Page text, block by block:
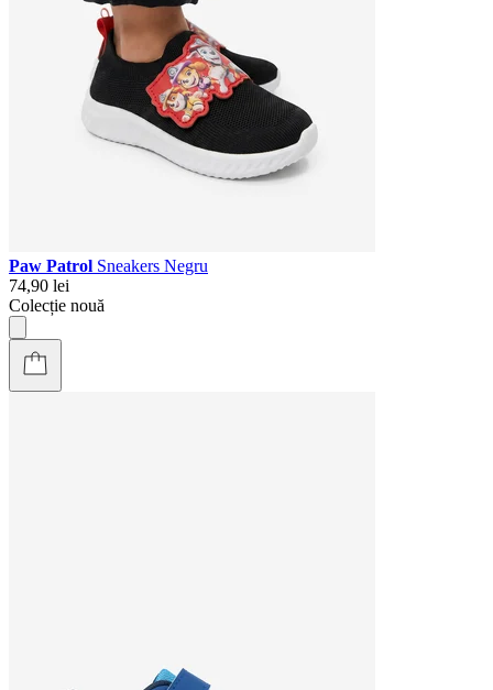
Paw Patrol Sneakers Negru
74,90 lei
Colecție nouă